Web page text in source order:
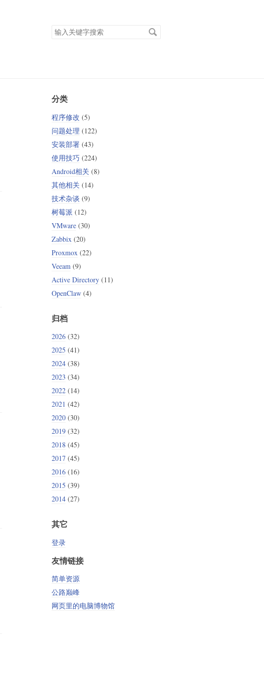
搜
索
分类
程序修改 (5)
问题处理 (122)
安装部署(43)
使用技巧(224)
Android相关(8)
其他相关(14)
技术杂谈 (9)
树莓派 (12)
VMware(30)
Zabbix (20)
Proxmox (22)
Veeam (9)
Active Directory(11)
OpenClaw(4)
归档
2026(32)
2025 (41)
2024(38)
2023 (34)
2022(14)
2021 (42)
2020(30)
2019(32)
2018(45)
2017(45)
2016(16)
2015 (39)
2014(27)
其它
登录
友情链接
简单资源
公路巅峰
网页里的电脑博物馆